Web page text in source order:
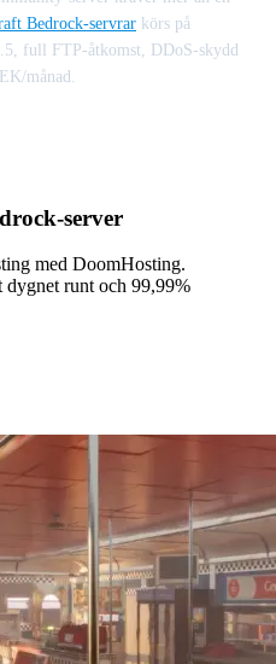
Bedrock-servrar körs på
full FTP-åtkomst, DDoS-skydd
månad.
server
med DoomHosting.
dygnet runt och 99,99%